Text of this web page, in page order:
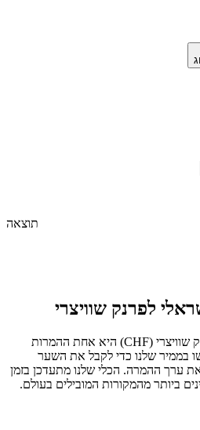
תוצאה
לפרנק שוויצרי
שוויצרי (
CHF) היא אחת ההמרות
בממיר שלנו כדי לקבל את השער
ערך ההמרה. הכלי שלנו מתעדכן בזמן
ביותר מהמקורות המובילים בעולם.